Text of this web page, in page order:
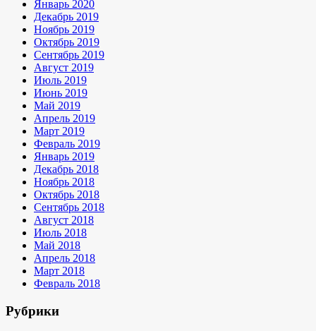
Январь 2020
Декабрь 2019
Ноябрь 2019
Октябрь 2019
Сентябрь 2019
Август 2019
Июль 2019
Июнь 2019
Май 2019
Апрель 2019
Март 2019
Февраль 2019
Январь 2019
Декабрь 2018
Ноябрь 2018
Октябрь 2018
Сентябрь 2018
Август 2018
Июль 2018
Май 2018
Апрель 2018
Март 2018
Февраль 2018
Рубрики